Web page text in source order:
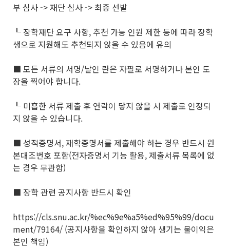
부 심사 -> 재단 심사 -> 최종 선발
┖ 장학재단 요구 사항, 추천 가능 인원 제한 등에 따라 장학
생으로 지원해도 추천되지 않을 수 있음에 유의
■ 모든 서류의 서명/날인 란은 자필로 서명하거나 본인 도
장을 찍어야 합니다.
┖ 미흡한 서류 제출 후 연락이 닿지 않을 시 제출로 인정되
지 않을 수 있습니다.
■ 성적증명서, 재학증명서를 제출해야 하는 경우 반드시 원
본대조번호 포함(전자증명서 기능 활용, 제출서류 목록에 없
는 경우 무관함)
■ 장학 관련 공지사항 반드시 확인
https://cls.snu.ac.kr/%ec%9e%a5%ed%95%99/docu
ment/79164/ (공지사항을 확인하지 않아 생기는 불이익은
본인 책임)